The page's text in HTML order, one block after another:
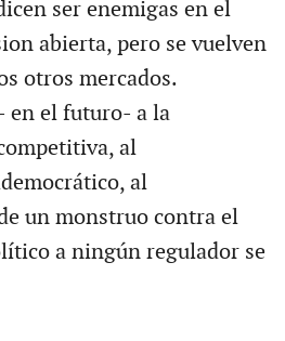
ser enemigas en el
abierta, pero se vuelven
otros mercados.
en el futuro- a la
al
al
un monstruo contra el
a ningún regulador se